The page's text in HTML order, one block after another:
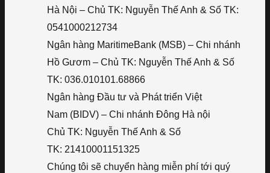
Hà Nội – Chủ TK: Nguyễn Thế Anh & Số TK:
0541000212734
Ngân hàng MaritimeBank (MSB) – Chi nhánh
Hồ Gươm – Chủ TK: Nguyễn Thế Anh & Số
TK: 036.010101.68866
Ngân hàng Đầu tư và Phát triển Việt
Nam (BIDV) – Chi nhánh Đông Hà nội
Chủ TK: Nguyễn Thế Anh & Số
TK: 21410001151325
Chúng tôi sẽ chuyển hàng miễn phí tới quý